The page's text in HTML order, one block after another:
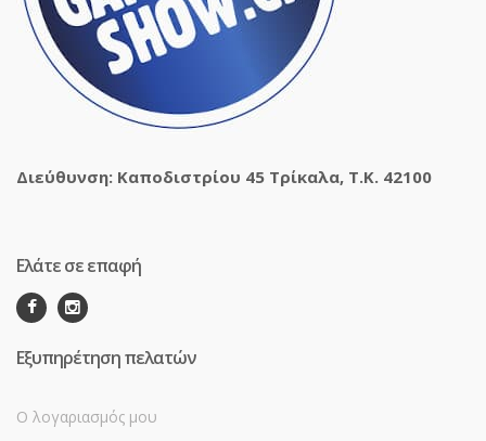
Διεύθυνση: Καποδιστρίου 45 Τρίκαλα, Τ.Κ. 42100
Ελάτε σε επαφή
Εξυπηρέτηση πελατών
Ο λογαριασμός μου